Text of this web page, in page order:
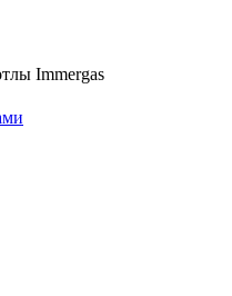
Immergas